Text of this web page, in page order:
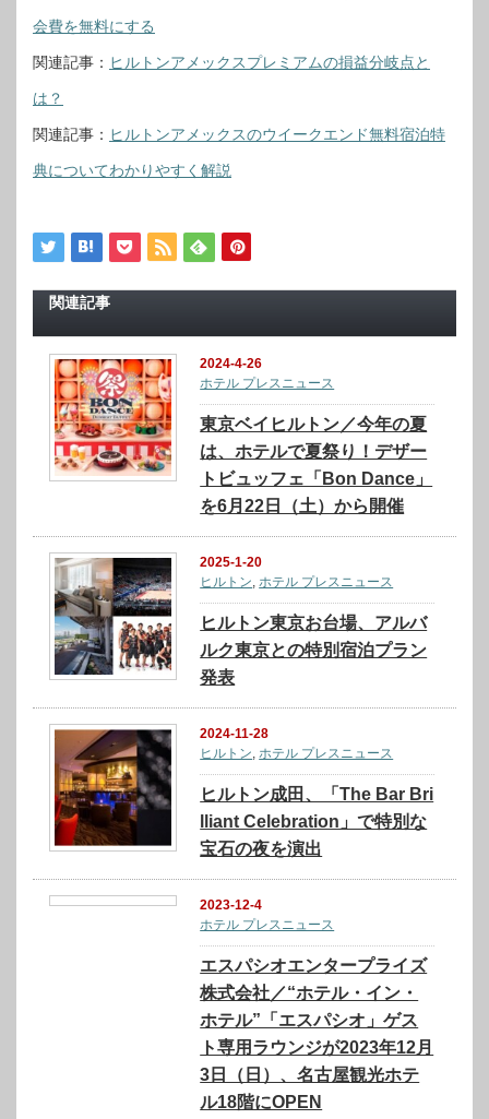
会費を無料にする
関連記事： ヒルトンアメックスプレミアムの損益分岐点と
は？
関連記事： ヒルトンアメックスのウイークエンド無料宿泊特
典についてわかりやすく解説
関連記事
2024-4-26
ホテル プレスニュース
東京ベイヒルトン／今年の夏
は、ホテルで夏祭り！デザー
トビュッフェ「Bon Dance」
を6月22日（土）から開催
2025-1-20
ヒルトン ホテル プレスニュース
ヒルトン東京お台場、アルバ
ルク東京との特別宿泊プラン
発表
2024-11-28
ヒルトン ホテル プレスニュース
ヒルトン成田、「The Bar Bri
lliant Celebration」で特別な
宝石の夜を演出
2023-12-4
ホテル プレスニュース
エスパシオエンタープライズ
株式会社／“ホテル・イン・
ホテル”「エスパシオ」ゲス
ト専用ラウンジが2023年12月
3日（日）、名古屋観光ホテ
ル18階にOPEN